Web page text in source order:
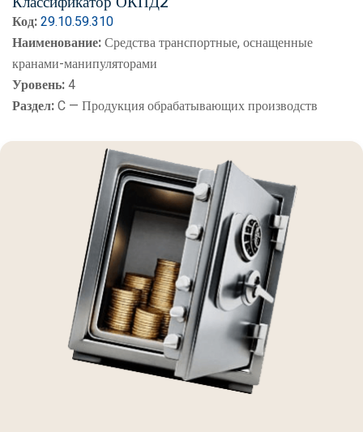
Код:29.10.59.310
Наименование:Средства транспортные, оснащенные
кранами-манипуляторами
Уровень:4
Раздел:C — Продукция обрабатывающих производств